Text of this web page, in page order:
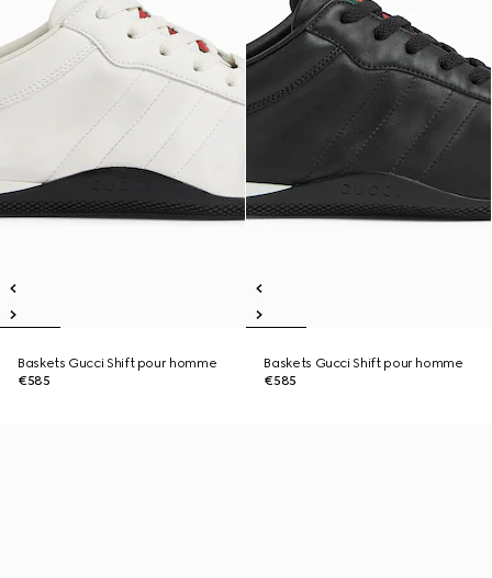
Baskets Gucci Shift pour homme
€585
Baskets Gucci Shift pour homme
€585